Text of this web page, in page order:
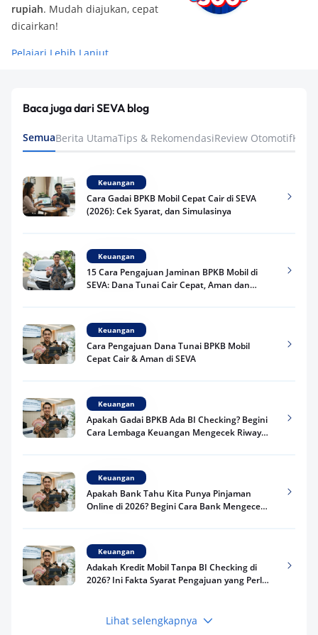
rupiah. Mudah diajukan, cepat
dicairkan!
Pelajari Lebih Lanjut
Baca juga dari SEVA blog
SemuaBerita UtamaTips & RekomendasiReview Otomotif
Keuangan
Cara Gadai BPKB Mobil Cepat Cair di SEVA
(2026): Cek Syarat, dan Simulasinya
Keuangan
15 Cara Pengajuan Jaminan BPKB Mobil di
SEVA: Dana Tunai Cair Cepat, Aman dan
Keuangan
Cara Pengajuan Dana Tunai BPKB Mobil
Cepat Cair & Aman di SEVA
Keuangan
Apakah Gadai BPKB Ada BI Checking? Begini
Cara Lembaga Keuangan Mengecek Riwayat
Keuangan
Apakah Bank Tahu Kita Punya Pinjaman
Online di 2026? Begini Cara Bank Mengecek
Keuangan
Adakah Kredit Mobil Tanpa BI Checking di
2026? Ini Fakta Syarat Pengajuan yang Perlu
Keuangan
Lihat selengkapnya